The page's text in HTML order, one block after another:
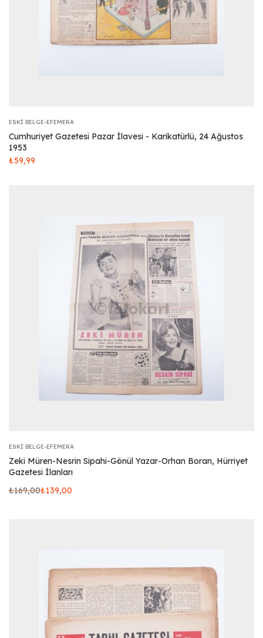
ESKI BELGE-EFEMERA
Cumhuriyet Gazetesi Pazar İlavesi - Karikatürlü, 24 Ağustos
1953
₺59,99
ESKI BELGE-EFEMERA
Zeki Müren-Nesrin Sipahi-Gönül Yazar-Orhan Boran, Hürriyet
Gazetesi İlanları
₺169,00₺139,00